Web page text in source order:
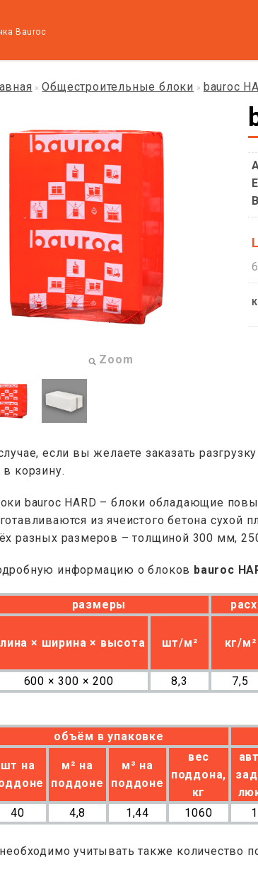
Bauroc
»Общестроительные блоки » bauroc
Zoom
если вы желаете заказать
в корзину.
bauroc HARD – блоки обладающие
из ячеистого бетона
разных размеров – толщиной 300 мм,
информацию о блоков bauroc
размеры
× ширина × высота шт/м² кг/м²
600 × 300 × 200 8,3 7,5
объём в упаковке
шт на
м² на
поддоне
м³ на
поддоне
вес
поддона,
кг
40 4,8 1,44 1060
учитывать также